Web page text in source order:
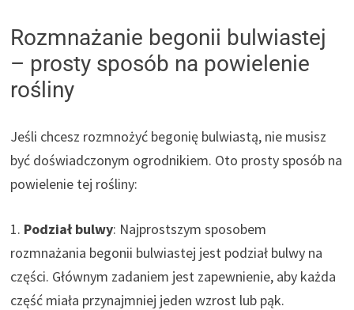
Rozmnażanie begonii bulwiastej
– prosty sposób na powielenie
rośliny
Jeśli chcesz rozmnożyć begonię bulwiastą, nie musisz
być doświadczonym ogrodnikiem. Oto prosty sposób na
powielenie tej rośliny:
1. Podział bulwy: Najprostszym sposobem
rozmnażania begonii bulwiastej jest podział bulwy na
części. Głównym zadaniem jest zapewnienie, aby każda
część miała przynajmniej jeden wzrost lub pąk.